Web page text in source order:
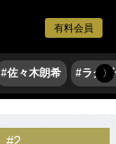
有料会員
#佐々木朗希 #ラグ〉
#2